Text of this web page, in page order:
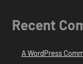
Recent
A WordPress